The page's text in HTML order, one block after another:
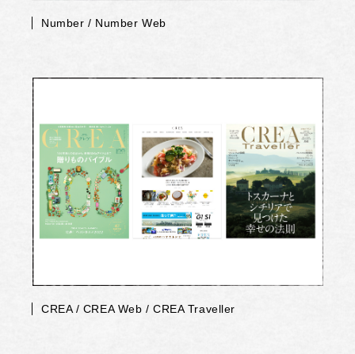
Number / Number Web
CREA / CREA Web / CREA Traveller